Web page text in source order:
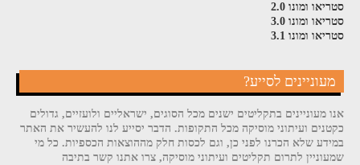
סטריאו ומונו 2.0
סטריאו ומונו 3.0
סטריאו ומונו 3.1
מעוניינים לסייע?
אנו מעוניינים בתקליטים ישנים מכל הסוגים, ישראליים ולועזיים, גדולים
כקטנים ועיתוני מוסיקה מכל התקופות. הדבר יסייע לנו להעשיר את האתר
במידע שלא הכרנו לפני כן, וגם לכסות חלק מההוצאות הכספיות. כל מי
שמעוניין לתרום תקליטים ועיתוני מוסיקה, צרו אתנו קשר בתיבה